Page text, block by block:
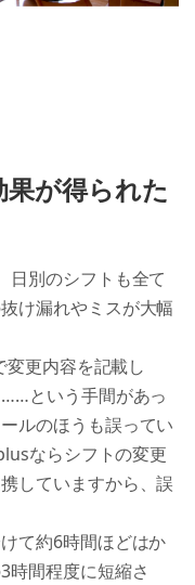
が得られた
別のシフトも全て
け漏れやミスが大幅
更内容を記載し
という手間があっ
ルのほうも誤ってい
ならシフトの変更
していますから、誤
て約6時間ほどはか
時間程度に短縮さ